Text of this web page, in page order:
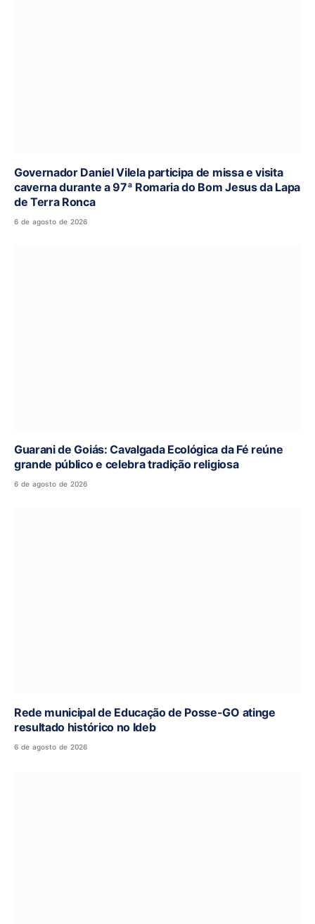
Governador Daniel Vilela participa de missa e visita
caverna durante a 97ª Romaria do Bom Jesus da Lapa
de Terra Ronca
6 de agosto de 2026
Guarani de Goiás: Cavalgada Ecológica da Fé reúne
grande público e celebra tradição religiosa
6 de agosto de 2026
Rede municipal de Educação de Posse-GO atinge
resultado histórico no Ideb
6 de agosto de 2026